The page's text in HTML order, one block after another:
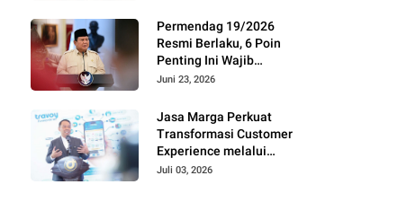
Permendag 19/2026
Resmi Berlaku, 6 Poin
Penting Ini Wajib
Diketahui Pengusaha
Juni 23, 2026
Jasa Marga Perkuat
Transformasi Customer
Experience melalui
Expert Sharing Session
Juli 03, 2026